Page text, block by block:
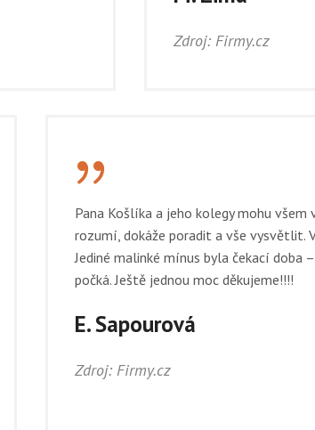
Zdroj: Firmy.cz
{
Pana Košlíka a jeho kolegy mohu
rozumí, dokáže poradit a vše vysvětlit.
Jediné malinké mínus byla čekací doba
počká. Ještě jednou moc děkujeme!!!!
E. Sapourová
Zdroj: Firmy.cz